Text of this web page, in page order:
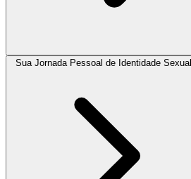
Sua Jornada Pessoal de Identidade Sexual